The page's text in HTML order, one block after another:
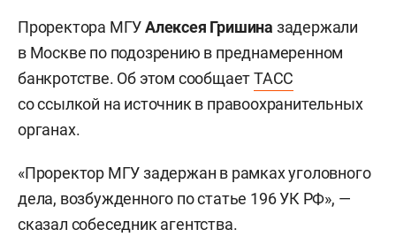
Проректора МГУАлексея Гришина задержали
в Москве по подозрению в преднамеренном
банкротстве. Об этом сообщаетТАСС
со ссылкой на источник в правоохранительных
органах.
«Проректор МГУ задержан в рамках уголовного
дела, возбужденного по статье 196 УК РФ», —
сказал собеседник агентства.